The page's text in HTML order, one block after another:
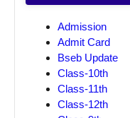
Admission
Admit Card
Bseb Update
Class-10th
Class-11th
Class-12th